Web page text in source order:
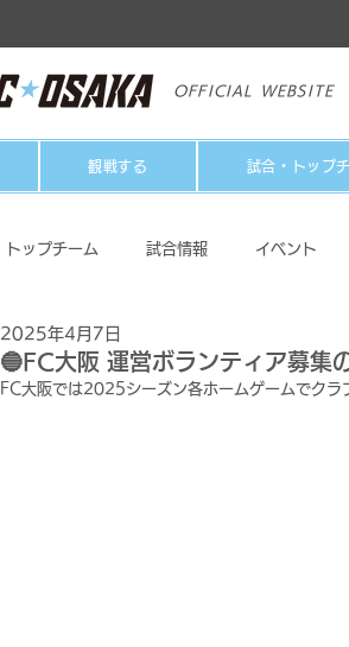
OFFICIAL WEBSITE
観戦する 試合・トップ
トップチーム 試合情報 イベント
ホームタウン活動
🔵FC大阪 運営ボランティア募集
2025年4月7日
FC大阪では2025シーズン各ホームゲームでクラ